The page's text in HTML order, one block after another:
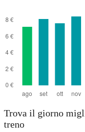
Trova il giorno
treno